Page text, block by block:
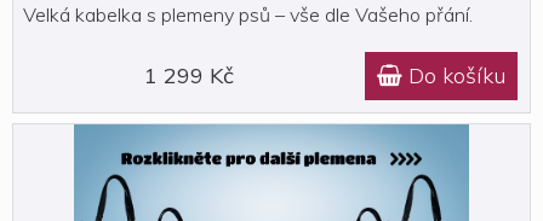
Velká kabelka s plemeny psů – vše dle Vašeho přání.
1 299 Kč  Do košíku